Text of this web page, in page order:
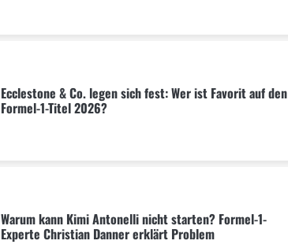
Ecclestone & Co. legen sich fest: Wer ist Favorit auf den
Formel-1-Titel 2026?
Warum kann Kimi Antonelli nicht starten? Formel-1-
Experte Christian Danner erklärt Problem